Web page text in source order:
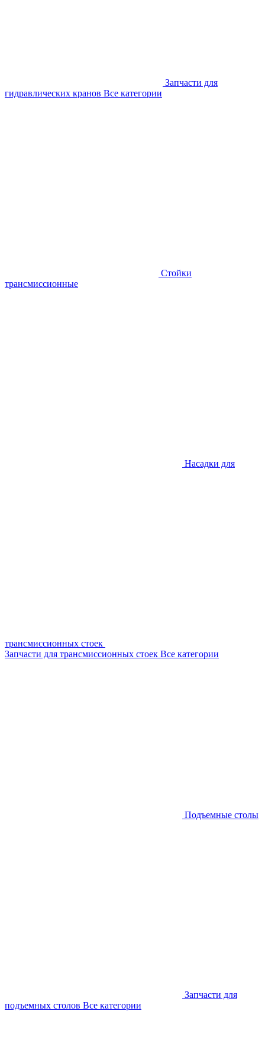
Запчасти для
гидравлических кранов Все категории
Стойки
трансмиссионные
Насадки для
трансмиссионных стоек
Запчасти для трансмиссионных стоек Все категории
Подъемные столы
Запчасти для
подъемных столов Все категории